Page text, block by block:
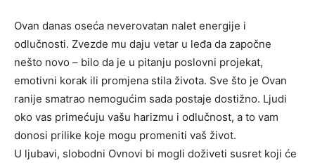
Ovan danas oseća neverovatan nalet energije i
odlučnosti. Zvezde mu daju vetar u leđa da započne
nešto novo – bilo da je u pitanju poslovni projekat,
emotivni korak ili promjena stila života. Sve što je Ovan
ranije smatrao nemogućim sada postaje dostižno. Ljudi
oko vas primećuju vašu harizmu i odlučnost, a to vam
donosi prilike koje mogu promeniti vaš život.
U ljubavi, slobodni Ovnovi bi mogli doživeti susret koji će